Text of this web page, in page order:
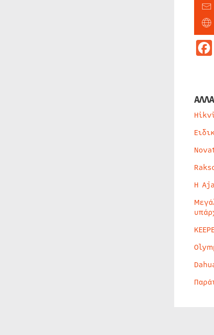
Η